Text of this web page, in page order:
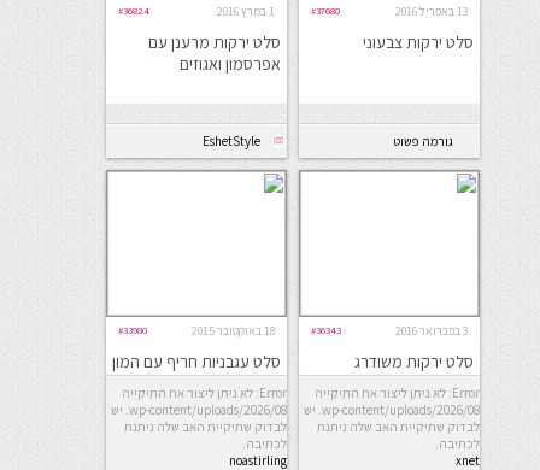
13 באפריל 2016 #37680
סלט ירקות צבעוני
גורמה פשוט
1 במרץ 2016 #36824
סלט ירקות מרענן עם
אפרסמון ואגוזים
EshetStyle
3 בפברואר 2016 #36343
סלט ירקות משודרג
Error: לא ניתן ליצור את התיקייה
wp-content/uploads/2026/08. יש
לבדוק שתיקיית האב שלה ניתנת
לכתיבה.
xnet
18 באוקטובר 2015 #33980
סלט עגבניות חריף עם המון
ירוקיםError: לא ניתן ליצור את התיקייה
wp-content/uploads/2026/08. יש
לבדוק שתיקיית האב שלה ניתנת
לכתיבה.
noastirling